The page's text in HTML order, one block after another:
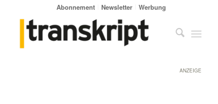
Abonnement Newsletter Werbung
ANZEIGE